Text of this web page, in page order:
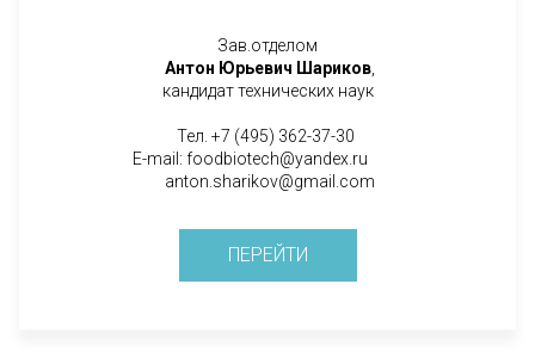
Зав.отделом
Антон Юрьевич Шариков,
кандидат технических наук
Тел. +7 (495) 362-37-30
E-mail: foodbiotech@yandex.ru
anton.sharikov@gmail.com
ПЕРЕЙТИ